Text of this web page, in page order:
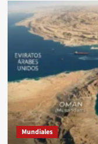
Mundiales